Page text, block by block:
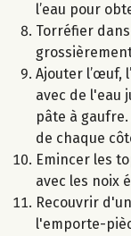
l’eau pour
Torréfier
Ajouter l’œuf,
avec de l'eau
pâte à
de chaque
Emincer les
avec les noix
Recouvrir
l'emporte-